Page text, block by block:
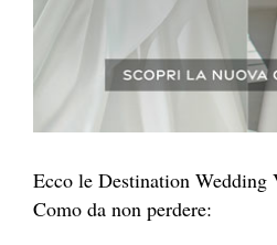
Ecco le Destination Wedding
Como da non perdere: